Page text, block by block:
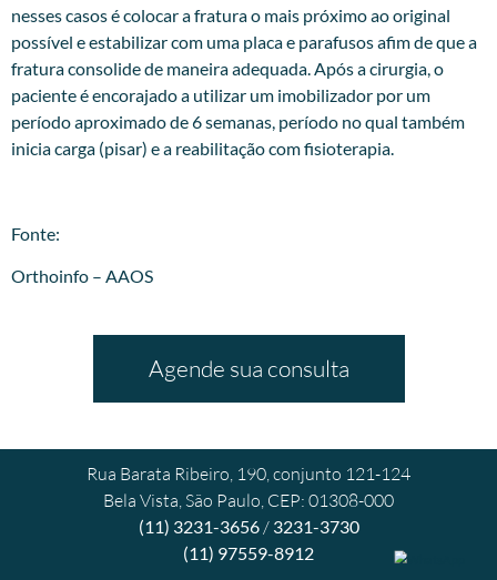
nesses casos é colocar a fratura o mais próximo ao original
possível e estabilizar com uma placa e parafusos afim de que a
fratura consolide de maneira adequada. Após a cirurgia, o
paciente é encorajado a utilizar um imobilizador por um
período aproximado de 6 semanas, período no qual também
inicia carga (pisar) e a reabilitação com fisioterapia.
Fonte:
Orthoinfo – AAOS
Agende sua consulta
Rua Barata Ribeiro, 190, conjunto 121-124
Bela Vista, São Paulo, CEP: 01308-000
(11) 3231-3656/ 3231-3730
(11) 97559-8912